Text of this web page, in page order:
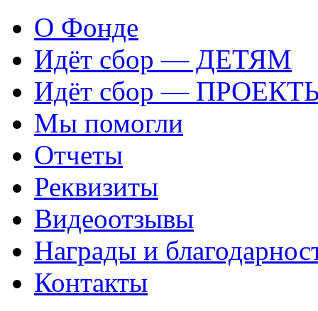
О Фонде
Идёт сбор — ДЕТЯМ
Идёт сбор —
Мы помогли
Отчеты
Реквизиты
Видеоотзывы
Награды и
Контакты